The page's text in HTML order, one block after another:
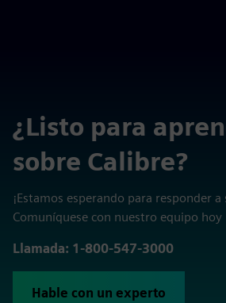
¿Listo para
sobre Calibre?
¡Estamos esperando para responder
Comuníquese con nuestro equipo hoy
Llamada: 1-800-547-3000
Hable con un experto